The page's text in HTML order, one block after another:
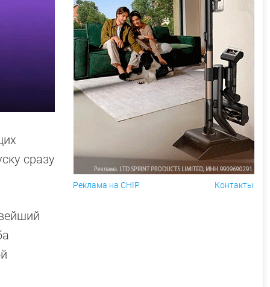
сразу
Реклама на CHIP Контакты